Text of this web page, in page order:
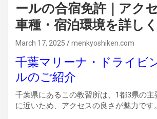
ールの合宿免許｜アク
車種・宿泊環境を詳し
March 17, 2025 menkyoshiken.com
千葉マリーナ・ドライビ
ルのご紹介
千葉県にあるこの教習所は、1都3県の主
に近いため、アクセスの良さが魅力です。